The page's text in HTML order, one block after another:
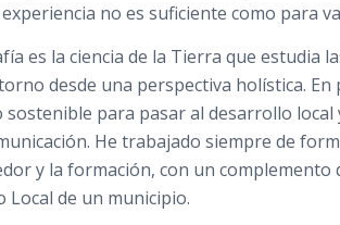
no es suficiente como para
es la ciencia de la Tierra que estudia
desde una perspectiva holística. En
para pasar al desarrollo local
He trabajado siempre de
y la formación, con un complemento
Local de un municipio.